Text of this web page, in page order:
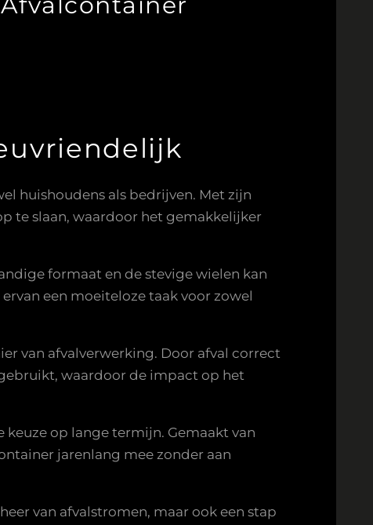
huishoudens als bedrijven. Met zijn
te slaan, waardoor het gemakkelijker
formaat en de stevige wielen kan
een moeiteloze taak voor zowel
van afvalverwerking. Door afval correct
waardoor de impact op het
op lange termijn. Gemaakt van
jarenlang mee zonder aan
van afvalstromen, maar ook een stap